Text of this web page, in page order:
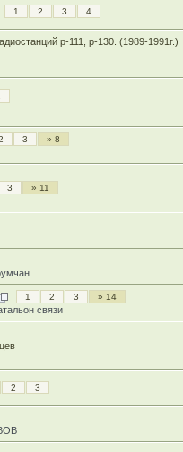
1 2 3 4
р-111, р-130. (1989-1991г.)
3 » 8
3 » 11
1 2 3 » 14
связи
2 3